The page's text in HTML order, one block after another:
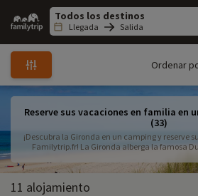
Family
trip
Llegada Salida
Ordenar
Reserve sus vacaciones en familia en
(33)
¡Descubra la Gironda en un camping y reserve
Familytrip.fr! La Gironda alberga la famosa
Un patrimonio excepcional para descubrir
familia.
11 alojamiento